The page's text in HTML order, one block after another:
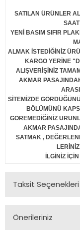
SATILAN ÜRÜNLER
YENİ BASIM SIFIR
ALMAK İSTEDİĞİNİZ
KARGO YERİNE
ALIŞVERİŞİNİZ
AKMAR
SİTEMİZDE
BÖLÜMÜNÜ
GÖREMEDİĞİNİZ
AKMAR
SATMAK ,
İLGİNİZ
Taksit Seçenekleri
Önerileriniz